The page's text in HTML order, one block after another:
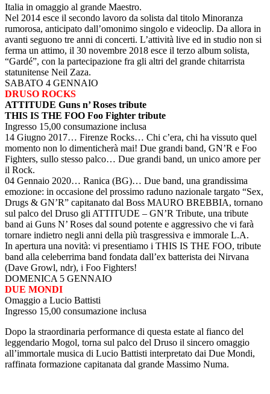
Italia in omaggio al grande Maestro.
Nel 2014 esce il secondo lavoro da solista dal titolo Minoranza
rumorosa, anticipato dall’omonimo singolo e videoclip. Da allora in
avanti seguono tre anni di concerti. L’attività live ed in studio non si
ferma un attimo, il 30 novembre 2018 esce il terzo album solista,
“Gardé”, con la partecipazione fra gli altri del grande chitarrista
statunitense Neil Zaza.
SABATO 4 GENNAIO
DRUSO ROCKS
ATTITUDE Guns n’ Roses tribute
THIS IS THE FOO Foo Fighter tribute
Ingresso 15,00 consumazione inclusa
14 Giugno 2017… Firenze Rocks… Chi c’era, chi ha vissuto quel
momento non lo dimenticherà mai! Due grandi band, GN’R e Foo
Fighters, sullo stesso palco… Due grandi band, un unico amore per
il Rock.
04 Gennaio 2020… Ranica (BG)… Due band, una grandissima
emozione: in occasione del prossimo raduno nazionale targato “Sex,
Drugs & GN’R” capitanato dal Boss MAURO BREBBIA, tornano
sul palco del Druso gli ATTITUDE – GN’R Tribute, una tribute
band ai Guns N’ Roses dal sound potente e aggressivo che vi farà
tornare indietro negli anni della più trasgressiva e immorale L.A.
In apertura una novità: vi presentiamo i THIS IS THE FOO, tribute
band alla celeberrima band fondata dall’ex batterista dei Nirvana
(Dave Growl, ndr), i Foo Fighters!
DOMENICA 5 GENNAIO
DUE MONDI
Omaggio a Lucio Battisti
Ingresso 15,00 consumazione inclusa
Dopo la straordinaria performance di questa estate al fianco del
leggendario Mogol, torna sul palco del Druso il sincero omaggio
all’immortale musica di Lucio Battisti interpretato dai Due Mondi,
raffinata formazione capitanata dal grande Massimo Numa.